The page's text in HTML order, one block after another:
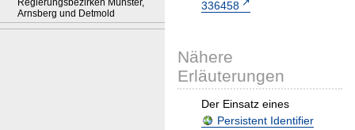
Regierungsbezirken Münster,
Arnsberg und Detmold
336458
Nähere
Erläuterungen
Der Einsatz eines
Persistent Identifier